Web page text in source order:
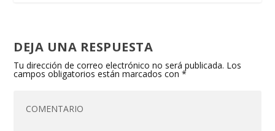
DEJA UNA RESPUESTA
Tu dirección de correo electrónico no será publicada. Los
campos obligatorios están marcados con*